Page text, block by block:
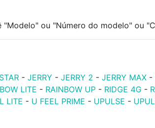
ou "Número do modelo" ou
-JERRY -JERRY 2 -JERRY MAX -
LITE - RAINBOW UP - RIDGE 4G -
LITE - U FEEL PRIME - UPULSE -